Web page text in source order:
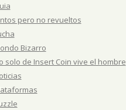
pero no revueltos
Bizarro
solo de Insert Coin vive el hombre